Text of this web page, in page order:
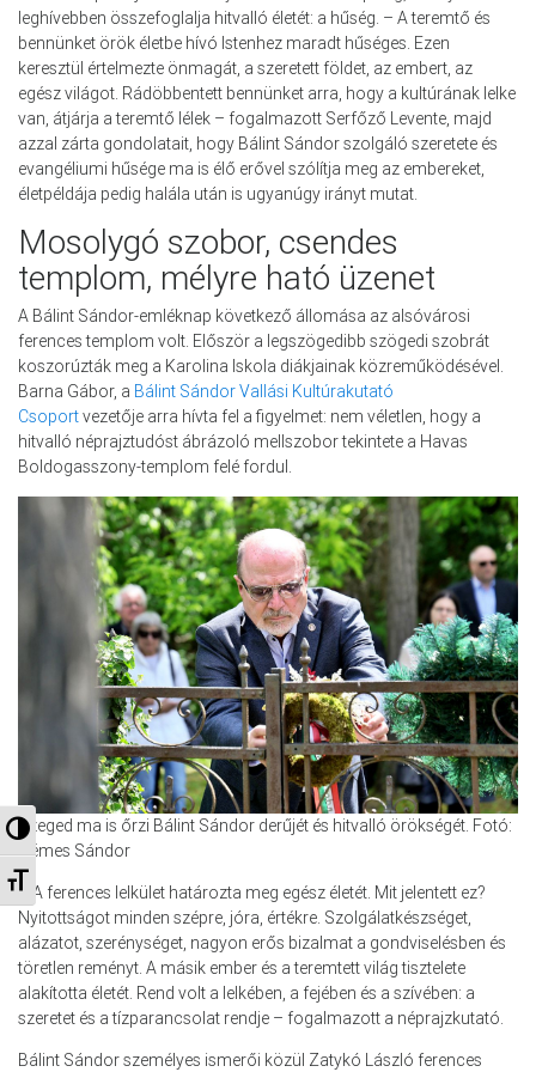
Nagy kontraszt váltása
Betűméret váltása
leghívebben összefoglalja hitvalló életét: a hűség. – A teremtő és
bennünket örök életbe hívó Istenhez maradt hűséges. Ezen
keresztül értelmezte önmagát, a szeretett földet, az embert, az
egész világot. Rádöbbentett bennünket arra, hogy a kultúrának lelke
van, átjárja a teremtő lélek – fogalmazott Serfőző Levente, majd
azzal zárta gondolatait, hogy Bálint Sándor szolgáló szeretete és
evangéliumi hűsége ma is élő erővel szólítja meg az embereket,
életpéldája pedig halála után is ugyanúgy irányt mutat.
Mosolygó szobor, csendes
templom, mélyre ható üzenet
A Bálint Sándor-emléknap következő állomása az alsóvárosi
ferences templom volt. Először a legszögedibb szögedi szobrát
koszorúzták meg a Karolina Iskola diákjainak közreműködésével.
Barna Gábor, a Bálint Sándor Vallási Kultúrakutató
Csoportvezetője arra hívta fel a figyelmet: nem véletlen, hogy a
hitvalló néprajztudóst ábrázoló mellszobor tekintete a Havas
Boldogasszony-templom felé fordul.
Szeged ma is őrzi Bálint Sándor derűjét és hitvalló örökségét. Fotó:
Gémes Sándor
– A ferences lelkület határozta meg egész életét. Mit jelentett ez?
Nyitottságot minden szépre, jóra, értékre. Szolgálatkészséget,
alázatot, szerénységet, nagyon erős bizalmat a gondviselésben és
töretlen reményt. A másik ember és a teremtett világ tisztelete
alakította életét. Rend volt a lelkében, a fejében és a szívében: a
szeretet és a tízparancsolat rendje – fogalmazott a néprajzkutató.
Bálint Sándor személyes ismerői közül Zatykó László ferences